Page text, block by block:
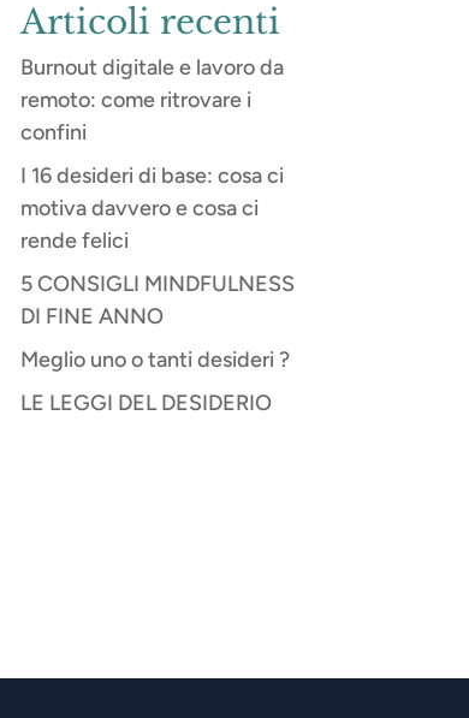
Articoli recenti
Burnout digitale e lavoro da
remoto: come ritrovare i
confini
I 16 desideri di base: cosa ci
motiva davvero e cosa ci
rende felici
5 CONSIGLI MINDFULNESS
DI FINE ANNO
Meglio uno o tanti desideri ?
LE LEGGI DEL DESIDERIO